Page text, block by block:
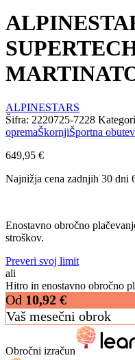
ALPINESTARS
Šifra: 2220725-7228
opremaŠkornjiŠportna obutev
649,95 €
Najnižja cena zadnjih 30 dni
Enostavno obročno
stroškov.
Preveri svoj limit
ali
Hitro in enostavno obročno
Od 10,92 €
Vaš mesečni obrok
Obročni izračun